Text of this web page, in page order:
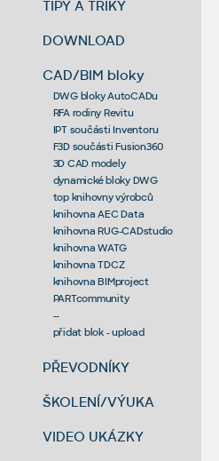
TIPY A TRIKY
DOWNLOAD
CAD/BIM bloky
DWG bloky AutoCADu
RFA rodiny Revitu
IPT součásti Inventoru
F3D součásti Fusion360
3D CAD modely
dynamické bloky DWG
top knihovny výrobců
knihovna AEC Data
knihovna RUG-CADstudio
knihovna WATG
knihovna TDCZ
knihovna BIMproject
PARTcommunity
--
přidat blok - upload
PŘEVODNÍKY
ŠKOLENÍ/VÝUKA
VIDEO UKÁZKY